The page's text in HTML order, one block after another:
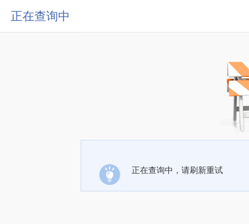
正在查询中
正在查询中，请刷新重试